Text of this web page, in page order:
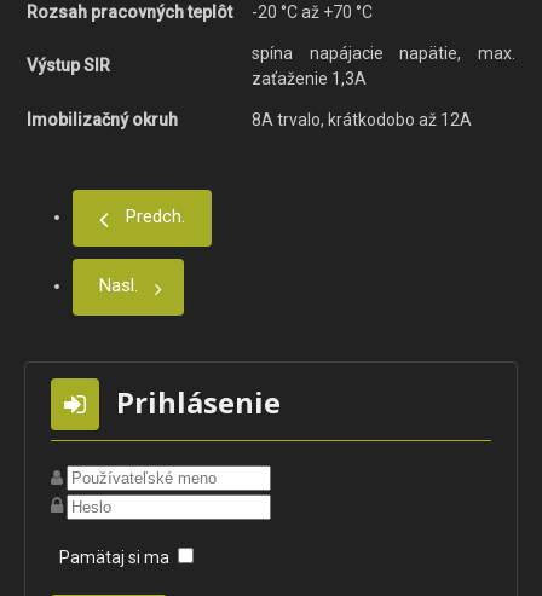
Rozsah pracovných teplôt -20 °C až +70 °C
Výstup SIR
spína napájacie napätie, max.
zaťaženie 1,3A
Imobilizačný okruh 8A trvalo, krátkodobo až 12A
Predch.
Nasl.
Prihlásenie
Pamätaj si ma